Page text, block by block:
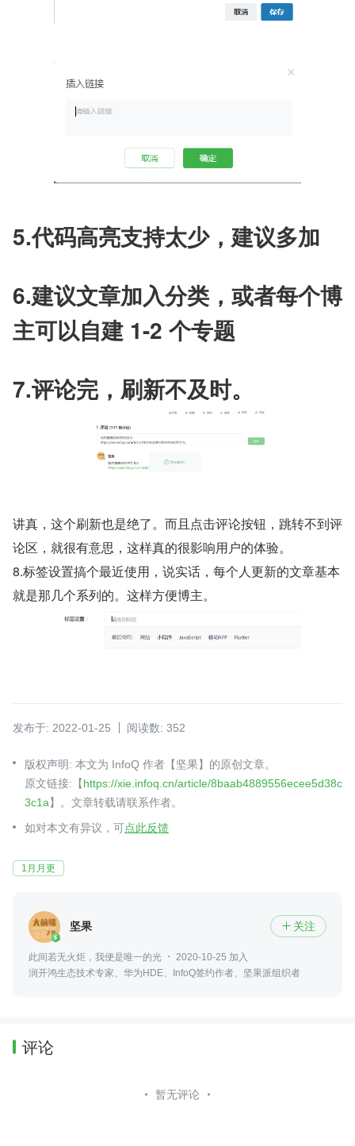
5.代码高亮支持太少，建议多加
6.建议文章加入分类，或者每个博
主可以自建 1-2 个专题
7.评论完，刷新不及时。
讲真，这个刷新也是绝了。而且点击评论按钮，跳转不到评
论区，就很有意思，这样真的很影响用户的体验。
8.标签设置搞个最近使用，说实话，每个人更新的文章基本
就是那几个系列的。这样方便博主。
发布于: 2022-01-25 阅读数: 352
版权声明: 本文为 InfoQ 作者【坚果】的原创文章。
原文链接:【https://xie.infoq.cn/article/8baab4889556ecee5d38c
3c1a】。文章转载请联系作者。
如对本文有异议，可点此反馈
1月月更
坚果  关注
此间若无火炬，我便是唯一的光
2020-10-25 加入
润开鸿生态技术专家、华为HDE、InfoQ签约作者、坚果派组织者
评论
暂无评论